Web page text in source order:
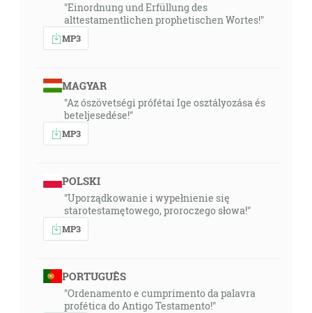
"Einordnung und Erfüllung des
alttestamentlichen prophetischen Wortes!"
MP3
MAGYAR
"Az ószövetségi prófétai Ige osztályozása és
beteljesedése!"
MP3
POLSKI
"Uporządkowanie i wypełnienie się
starotestamętowego, proroczego słowa!"
MP3
PORTUGUÊS
"Ordenamento e cumprimento da palavra
profética do Antigo Testamento!"